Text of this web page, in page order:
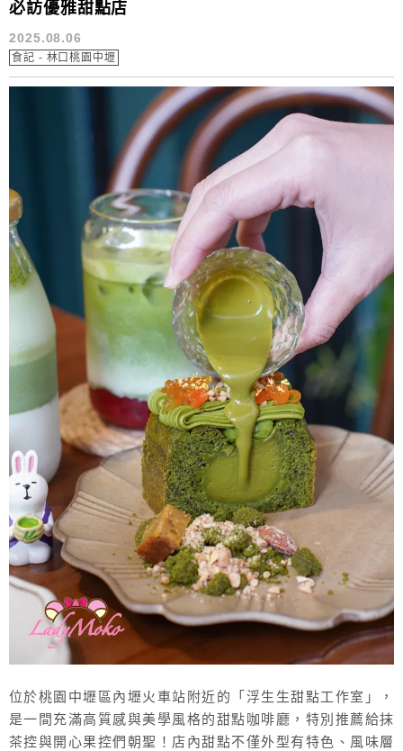
必訪優雅甜點店
2025.08.06
食記 - 林口桃園中壢
位於桃園中壢區內壢火車站附近的「浮生生甜點工作室」，
是一間充滿高質感與美學風格的甜點咖啡廳，特別推薦給抹
茶控與開心果控們朝聖！店內甜點不僅外型有特色、風味層